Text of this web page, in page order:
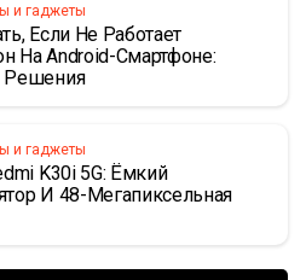
и гаджеты
Если Не Работает
На Android-Смартфоне:
Решения
и гаджеты
K30i 5G: Ёмкий
И 48-Мегапиксельная